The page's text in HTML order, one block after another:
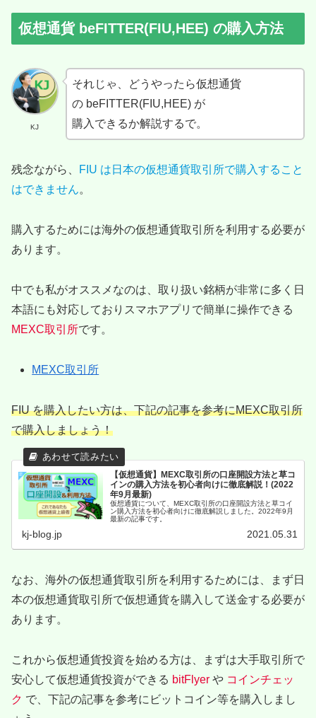
仮想通貨 beFITTER(FIU,HEE) の購入方法
KJ
それじゃ、どうやったら仮想通貨
の beFITTER(FIU,HEE) が
購入できるか解説するで。
残念ながら、
FIU は日本の仮想通貨取引所で購入すること
はできません。
購入するためには海外の仮想通貨取引所を利用する必要が
あります。
中でも私がオススメなのは、取り扱い銘柄が非常に多く日
本語にも対応しておりスマホアプリで簡単に操作できる
MEXC取引所です。
MEXC取引所
FIU を購入したい方は、下記の記事を参考にMEXC取引所
で購入しましょう！
【仮想通貨】MEXC取引所の口座開設方法と草コ
インの購入方法を初心者向けに徹底解説！(2022
年9月最新)
仮想通貨について、MEXC取引所の口座開設方法と草コイ
ン購入方法を初心者向けに徹底解説しました。2022年9月
最新の記事です。
kj-blog.jp 2021.05.31
なお、海外の仮想通貨取引所を利用するためには、まず日
本の仮想通貨取引所で仮想通貨を購入して送金する必要が
あります。
これから仮想通貨投資を始める方は、まずは大手取引所で
安心して仮想通貨投資ができる bitFlyer や コインチェッ
ク で、下記の記事を参考にビットコイン等を購入しまし